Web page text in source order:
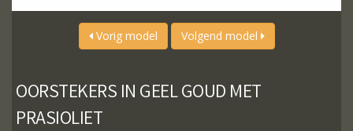
Vorig model Volgend model
OORSTEKERS IN GEEL GOUD MET
PRASIOLIET